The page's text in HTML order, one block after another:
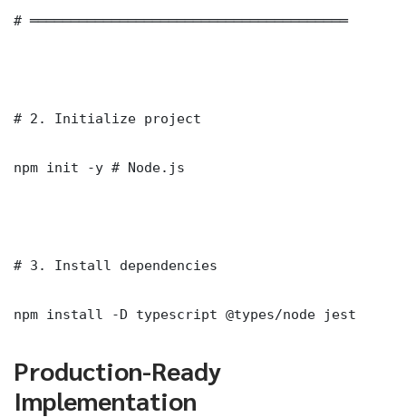
# ═══════════════════════════════════════
# 2. Initialize project
npm init -y # Node.js
# 3. Install dependencies
npm install -D typescript @types/node jest
Production-Ready
Implementation